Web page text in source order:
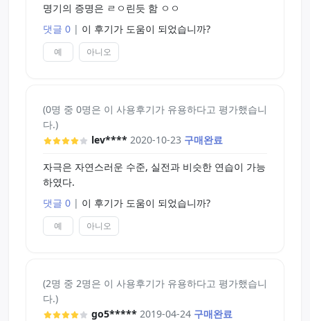
명기의 증명은 ㄹㅇ린듯 함 ㅇㅇ
댓글 0 | 이 후기가 도움이 되었습니까?
예 아니오
(0명 중 0명은 이 사용후기가 유용하다고 평가했습니
다.)
lev**** 2020-10-23 구매완료
자극은 자연스러운 수준, 실전과 비슷한 연습이 가능
하였다.
댓글 0 | 이 후기가 도움이 되었습니까?
예 아니오
(2명 중 2명은 이 사용후기가 유용하다고 평가했습니
다.)
go5***** 2019-04-24 구매완료